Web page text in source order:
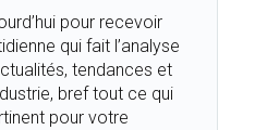
pour recevoir
qui fait l’analyse
tendances et
bref tout ce qui
pour votre